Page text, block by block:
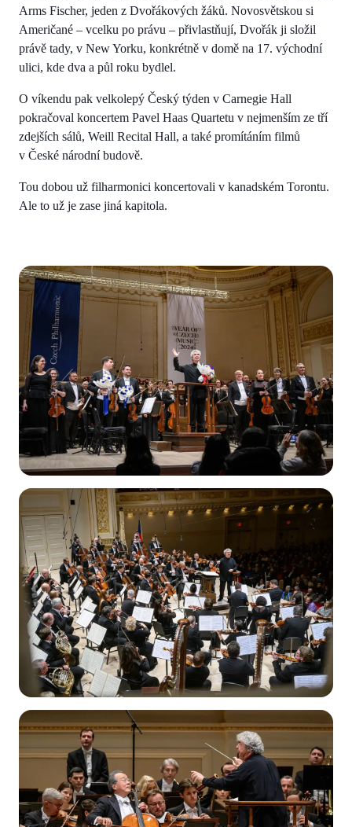
Arms Fischer, jeden z Dvořákových žáků. Novosvětskou si
Američané – vcelku po právu – přivlastňují, Dvořák ji složil
právě tady, v New Yorku, konkrétně v domě na 17. východní
ulici, kde dva a půl roku bydlel.
O víkendu pak velkolepý Český týden v Carnegie Hall
pokračoval koncertem Pavel Haas Quartetu v nejmenším ze tří
zdejších sálů, Weill Recital Hall, a také promítáním filmů
v České národní budově.
Tou dobou už filharmonici koncertovali v kanadském Torontu.
Ale to už je zase jiná kapitola.